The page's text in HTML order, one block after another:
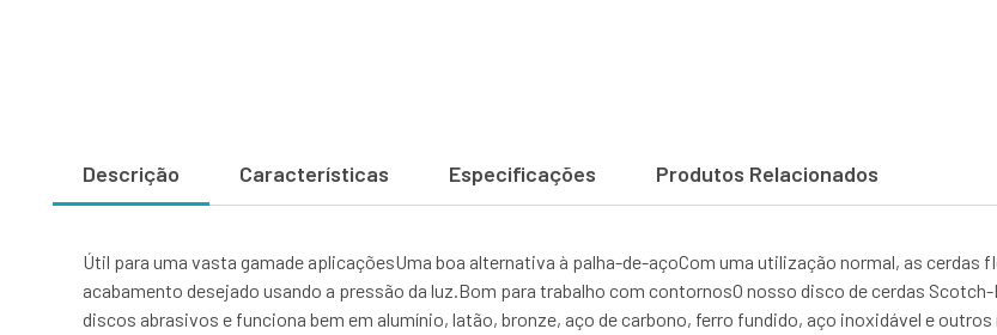
Descrição Características Especificações Produtos Relacionados
Útil para uma vasta gamade aplicaçõesUma boa alternativa à palha-de-açoCom uma utilização normal, as
acabamento desejado usando a pressão da luz.Bom para trabalho com contornosO nosso disco de cerdas
discos abrasivos e funciona bem em alumínio, latão, bronze, aço de carbono, ferro fundido, aço inoxidável e